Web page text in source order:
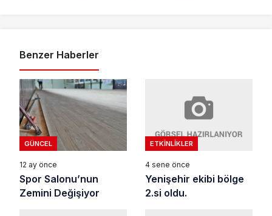
Benzer Haberler
GÜNCEL
12 ay önce
Spor Salonu’nun
Zemini Değişiyor
ETKINLIKLER
4 sene önce
Yenişehir ekibi bölge
2.si oldu.